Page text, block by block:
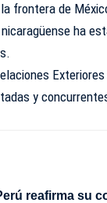
frontera de
ha
y
reafirma su